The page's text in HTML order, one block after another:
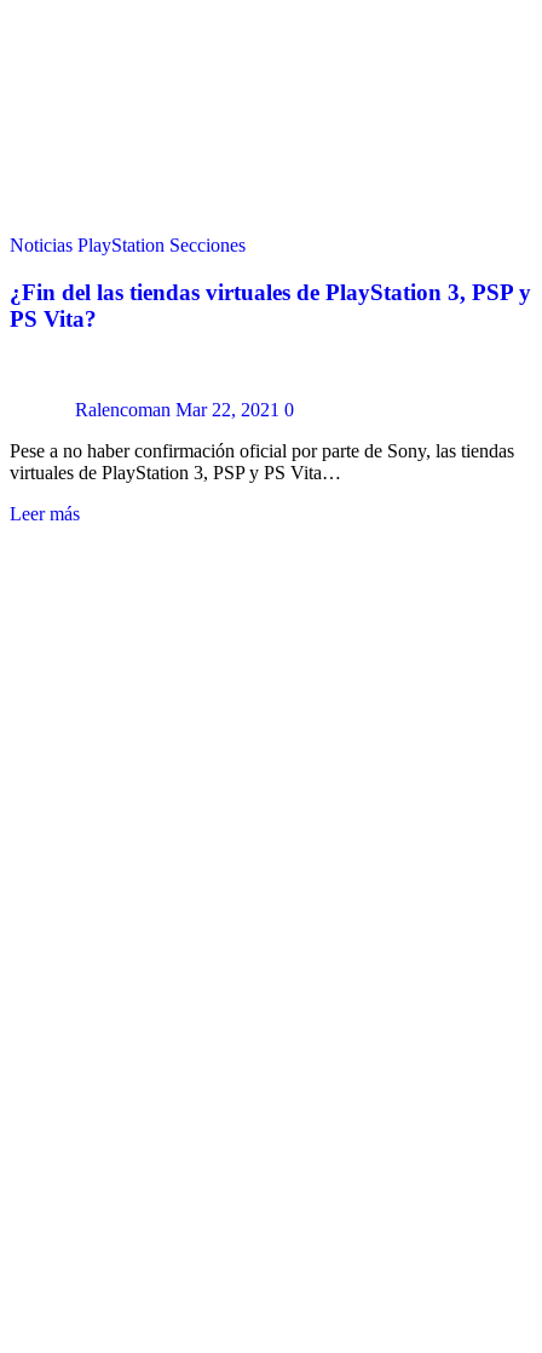
Noticias PlayStation Secciones
¿Fin del las tiendas virtuales de PlayStation 3, PSP y
PS Vita?
Ralencoman Mar 22, 2021 0
Pese a no haber confirmación oficial por parte de Sony, las tiendas
virtuales de PlayStation 3, PSP y PS Vita…
Leer más